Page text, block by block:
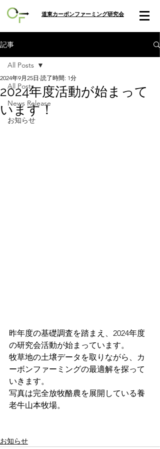
​道東カーボンファーミング研究会
記事
All Posts
News Release
お知らせ
All Posts
2024年度活動が始まって
います！
2024年9月25日 読了時間: 1分
昨年度の基礎調査を踏まえ、2024年度
の研究会活動が始まっています。
牧草地の土壌データを取りながら、カ
ーボンファーミングの最適解を探って
いきます。
写真は完全放牧酪農を展開している養
老牛山本牧場。
お知らせ